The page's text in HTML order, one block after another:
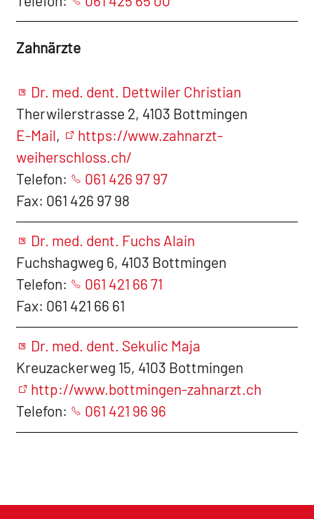
Zahnärzte
Dr. med. dent. Dettwiler Christian
Therwilerstrasse 2, 4103 Bottmingen
E-Mail,
https://www.zahnarzt-
weiherschloss.ch/
Telefon:
061 426 97 97
Fax: 061 426 97 98
Dr. med. dent. Fuchs Alain
Fuchshagweg 6, 4103 Bottmingen
Telefon:
061 421 66 71
Fax: 061 421 66 61
Dr. med. dent. Sekulic Maja
Kreuzackerweg 15, 4103 Bottmingen
http://www.bottmingen-zahnarzt.ch
Telefon:
061 421 96 96